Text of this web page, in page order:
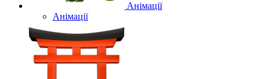
Анімації
Анімації